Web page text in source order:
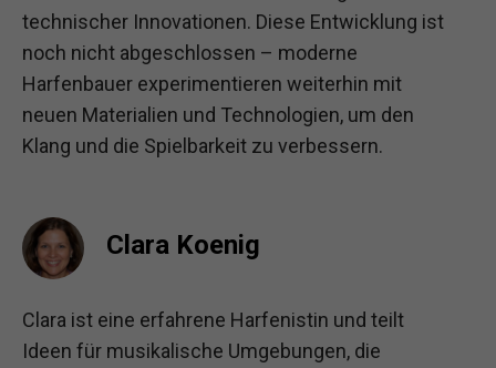
technischer Innovationen. Diese Entwicklung ist
noch nicht abgeschlossen – moderne
Harfenbauer experimentieren weiterhin mit
neuen Materialien und Technologien, um den
Klang und die Spielbarkeit zu verbessern.
Clara Koenig
Clara ist eine erfahrene Harfenistin und teilt
Ideen für musikalische Umgebungen, die